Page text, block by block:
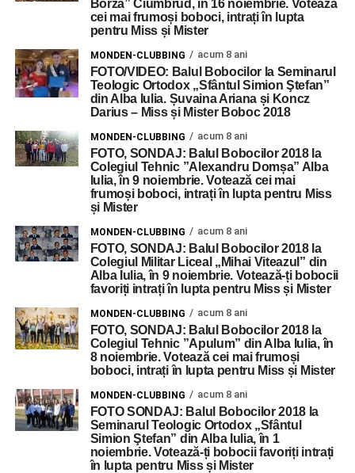
Borza” Ciumbrud, în 16 noiembrie. Votează
cei mai frumoși boboci, intrați în lupta
pentru Miss și Mister
MONDEN-CLUBBING acum 8 ani
FOTO/VIDEO: Balul Bobocilor la Seminarul
Teologic Ortodox „Sfântul Simion Ştefan”
din Alba Iulia. Șuvaina Ariana și Koncz
Darius – Miss și Mister Boboc 2018
MONDEN-CLUBBING acum 8 ani
FOTO, SONDAJ: Balul Bobocilor 2018 la
Colegiul Tehnic ”Alexandru Domșa” Alba
Iulia, în 9 noiembrie. Votează cei mai
frumoși boboci, intrați în lupta pentru Miss
și Mister
MONDEN-CLUBBING acum 8 ani
FOTO, SONDAJ: Balul Bobocilor 2018 la
Colegiul Militar Liceal „Mihai Viteazul” din
Alba Iulia, în 9 noiembrie. Votează-ți bobocii
favoriți intrați în lupta pentru Miss și Mister
MONDEN-CLUBBING acum 8 ani
FOTO, SONDAJ: Balul Bobocilor 2018 la
Colegiul Tehnic ”Apulum” din Alba Iulia, în
8 noiembrie. Votează cei mai frumoși
boboci, intrați în lupta pentru Miss și Mister
MONDEN-CLUBBING acum 8 ani
FOTO SONDAJ: Balul Bobocilor 2018 la
Seminarul Teologic Ortodox „Sfântul
Simion Ştefan” din Alba Iulia, în 1
noiembrie. Votează-ți bobocii favoriți intrați
în lupta pentru Miss și Mister